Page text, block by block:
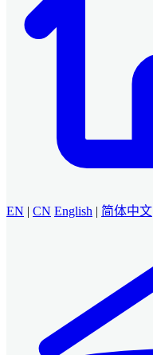
EN | CN English | 简体中文